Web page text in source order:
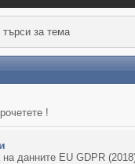
за тема
!
данните EU GDPR